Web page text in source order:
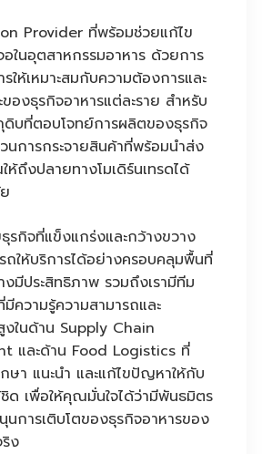
Provider ที่พร้อมช่วยแก้ไข
ในอุตสาหกรรมอาหาร ด้วยการ
ให้เหมาะสมกับความต้องการและ
องธุรกิจอาหารแต่ละราย สำหรับ
ดิบที่ตอบโจทย์การผลิตของธุรกิจ
นการกระจายสินค้าที่พร้อมนำส่ง
ถึงปลายทางโมเดิร์นเทรดได้
รกิจที่แข็งแกร่งและกว้างขวาง
รถให้บริการได้อย่างครอบคลุมพื้นที่
มีประสิทธิภาพ รวมถึงเรามีทีม
ความรู้ความสามารถและ
ในด้าน Supply Chain
และด้าน Food Logistics ที่
ษา แนะนำ และแก้ไขปัญหาให้กับ
ด เพื่อให้คุณมั่นใจได้ว่ามีพันธมิตร
การเติบโตของธุรกิจอาหารของ
ง